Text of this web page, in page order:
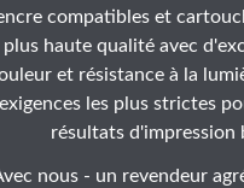
compatibles et
plus haute qualité avec
et résistance à la
exigences les plus strictes
résultats d'impression
nous - un revendeur